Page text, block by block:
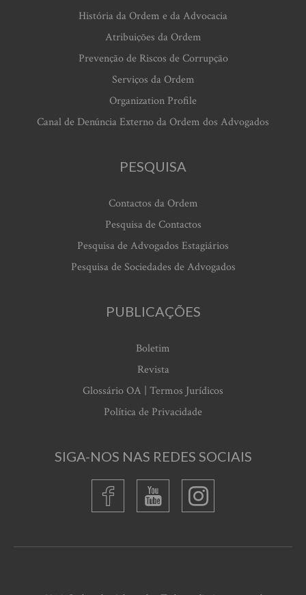
História da Ordem e da Advocacia
Atribuições da Ordem
Prevenção de Riscos de Corrupção
Serviços da Ordem
Organization Profile
Canal de Denúncia Externo da Ordem dos Advogados
PESQUISA
Contactos da Ordem
Pesquisa de Contactos
Pesquisa de Advogados Estagiários
Pesquisa de Sociedades de Advogados
PUBLICAÇÕES
Boletim
Revista
Glossário OA | Termos Jurídicos
Política de Privacidade
SIGA-NOS NAS REDES SOCIAIS